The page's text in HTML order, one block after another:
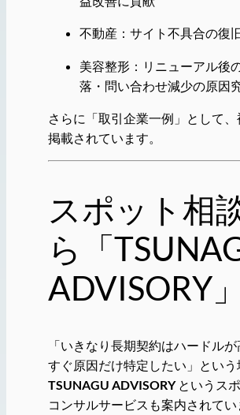
不動産：サイト不具合の復
美容整形：リニューアル後
落・問い合わせ減少の原因
さらに「取引企業一例」として
掲載されています。
スポット相
ら「
ADVISORY
「いきなり長期契約はハードル
すぐ原因だけ特定したい」という
TSUNAGU ADVISORYというス
コンサルサービスも案内されてい